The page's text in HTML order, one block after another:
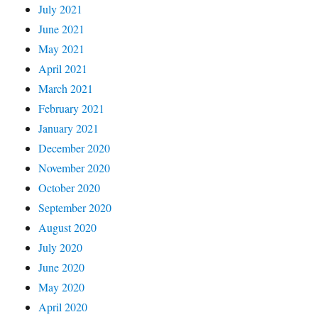
July 2021
June 2021
May 2021
April 2021
March 2021
February 2021
January 2021
December 2020
November 2020
October 2020
September 2020
August 2020
July 2020
June 2020
May 2020
April 2020